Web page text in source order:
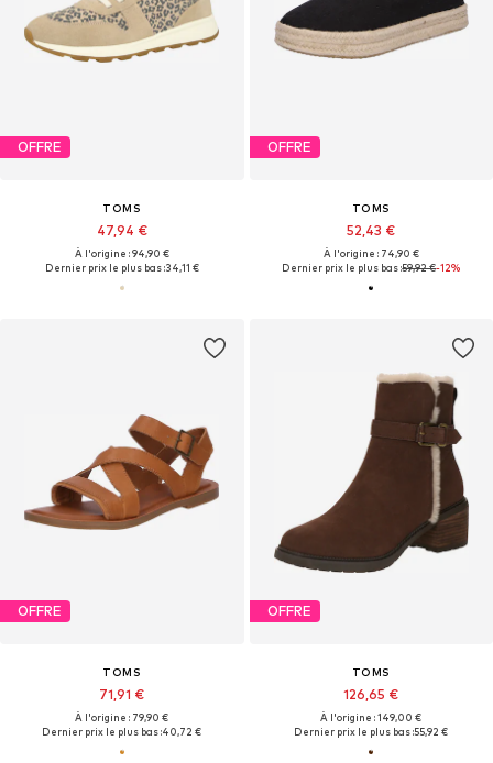
OFFRE
TOMS
47,94 €
À l'origine : 94,90 €
Dernier prix le plus bas :34,11 €
OFFRE
TOMS
52,43 €
À l'origine : 74,90 €
Dernier prix le plus bas :59,92 €-12%
OFFRE
TOMS
71,91 €
À l'origine : 79,90 €
Dernier prix le plus bas :40,72 €
OFFRE
TOMS
126,65 €
À l'origine : 149,00 €
Dernier prix le plus bas :55,92 €